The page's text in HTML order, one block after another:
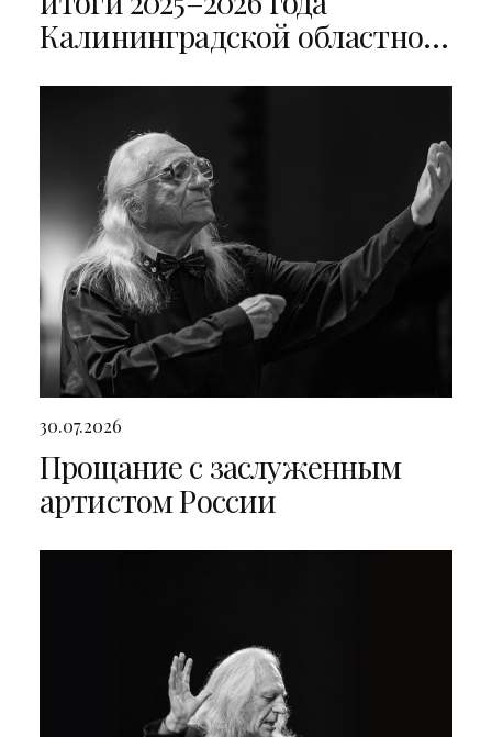
Калининградской областной
30.07.2026
Прощание с заслуженным
артистом России